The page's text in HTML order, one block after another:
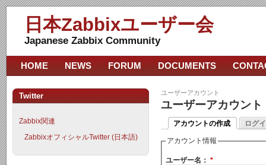
日本Zabbixユーザー会
Japanese Zabbix Community
ユーザーアカウント
ユーザーアカウント
アカウントの作成 ログ
アカウント情報
ユーザー名： *
HOME NEWS FORUM DOCUMENTS
Twitter
Zabbix関連
ZabbixオフィシャルTwitter (日本語)